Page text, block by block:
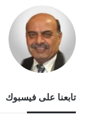
تابعنا على فيسبوك